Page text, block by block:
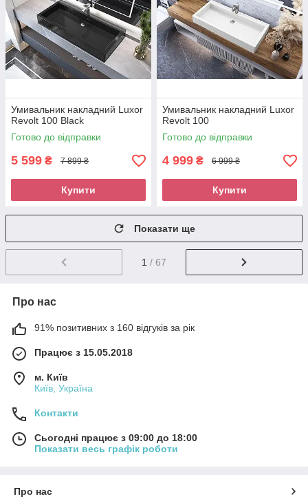
Умивальник накладний Luxor
Revolt 100 Black
Готово до відправки
5 599 ₴ 7 899 ₴
Купити
Умивальник накладний Luxor
Revolt 100
Готово до відправки
4 999 ₴ 6 999 ₴
Купити
Показати ще
1 / 67
Про нас
91% позитивних з 160 відгуків за рік
Працює з 15.05.2018
м. Київ
Київ, Україна
Контакти
Сьогодні працює з 09:00 до 18:00
Показати весь графік роботи
Про нас